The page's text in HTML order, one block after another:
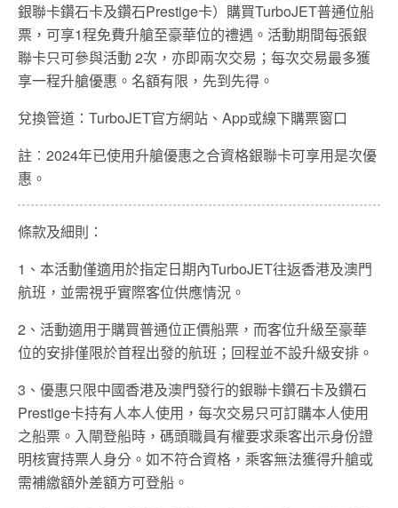
銀聯卡鑽石卡及鑽石Prestige卡）購買TurboJET普通位船
票，可享1程免費升艙至豪華位的禮遇。活動期間每張銀
聯卡只可參與活動 2次，亦即兩次交易；每次交易最多獲
享一程升艙優惠。名額有限，先到先得。
兌換管道：TurboJET官方網站、App或線下購票窗口
註︰2024年已使用升艙優惠之合資格銀聯卡可享用是次優
惠。
條款及細則：
1、本活動僅適用於指定日期內TurboJET往返香港及澳門
航班，並需視乎實際客位供應情況。
2、活動適用于購買普通位正價船票，而客位升級至豪華
位的安排僅限於首程出發的航班；回程並不設升級安排。
3、優惠只限中國香港及澳門發行的銀聯卡鑽石卡及鑽石
Prestige卡持有人本人使用，每次交易只可訂購本人使用
之船票。入閘登船時，碼頭職員有權要求乘客出示身份證
明核實持票人身分。如不符合資格，乘客無法獲得升艙或
需補繳額外差額方可登船。